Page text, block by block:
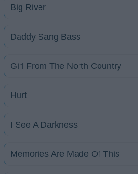
Big River
Daddy Sang Bass
Girl From The North Country
Hurt
I See A Darkness
Memories Are Made Of This